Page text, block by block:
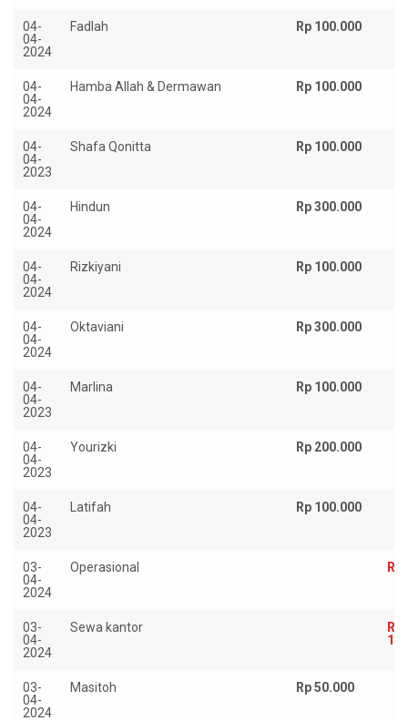
04-
04-
2024
Fadlah Rp 100.000
04-
04-
2024
Hamba Allah & Dermawan Rp 100.000
04-
04-
2023
Shafa Qonitta Rp 100.000
04-
04-
2024
Hindun Rp 300.000
04-
04-
2024
Rizkiyani Rp 100.000
04-
04-
2024
Oktaviani Rp 300.000
04-
04-
2023
Marlina Rp 100.000
04-
04-
2023
Yourizki Rp 200.000
04-
04-
2023
Latifah Rp 100.000
03-
04-
2024
Operasional Rp
03-
04-
2024
Sewa kantor
Rp
03-
04-
2024
Masitoh Rp 50.000